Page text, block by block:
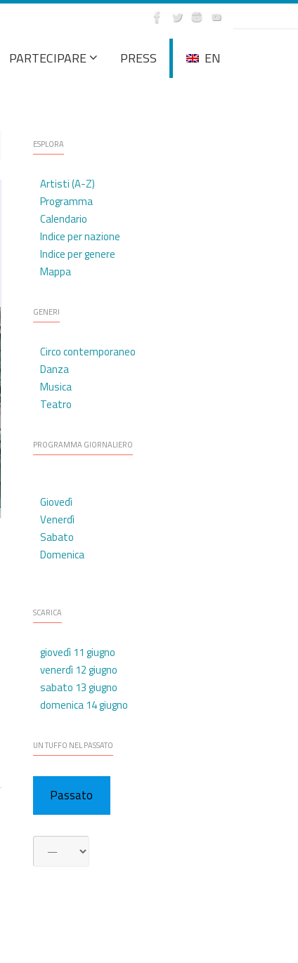
PARTECIPARE PRESS EN
ESPLORA
Artisti (A-Z)
Programma
Calendario
Indice per nazione
Indice per genere
Mappa
GENERI
Circo contemporaneo
Danza
Musica
Teatro
PROGRAMMA GIORNALIERO
Giovedì
Venerdì
Sabato
Domenica
SCARICA
giovedì 11 giugno
venerdì 12 giugno
sabato 13 giugno
domenica 14 giugno
UN TUFFO NEL PASSATO
Passato